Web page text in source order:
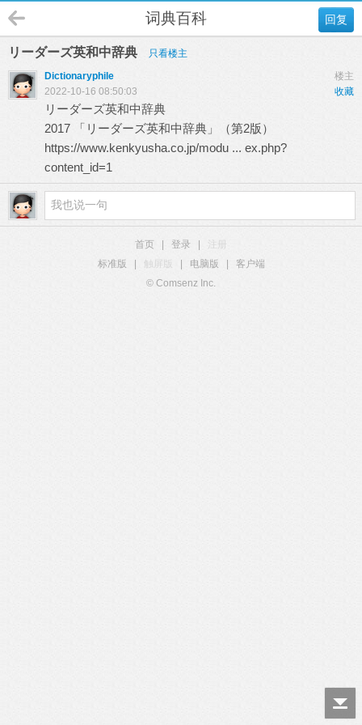
回复
词典百科
リーダーズ英和中辞典
只看楼主
楼主
Dictionaryphile
收藏
2022-10-16 08:50:03
リーダーズ英和中辞典
2017 「リーダーズ英和中辞典」（第2版）
https://www.kenkyusha.co.jp/modu ... ex.php?
content_id=1
首页 登录
注册
标准版
触屏版 电脑版
客户端
© Comsenz Inc.